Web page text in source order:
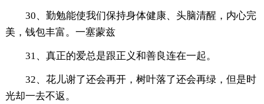
30、勤勉能使我们保持身体健康、头脑清醒，内心完
美，钱包丰富。一塞蒙兹
31、真正的爱总是跟正义和善良连在一起。
32、花儿谢了还会再开，树叶落了还会再绿，但是时
光却一去不返。